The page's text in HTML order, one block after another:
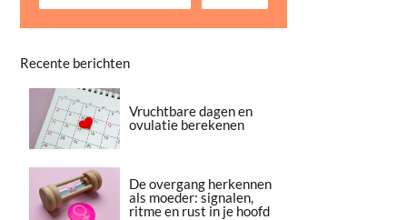
Recente berichten
Vruchtbare dagen en
ovulatie berekenen
De overgang herkennen
als moeder: signalen,
ritme en rust in je hoofd